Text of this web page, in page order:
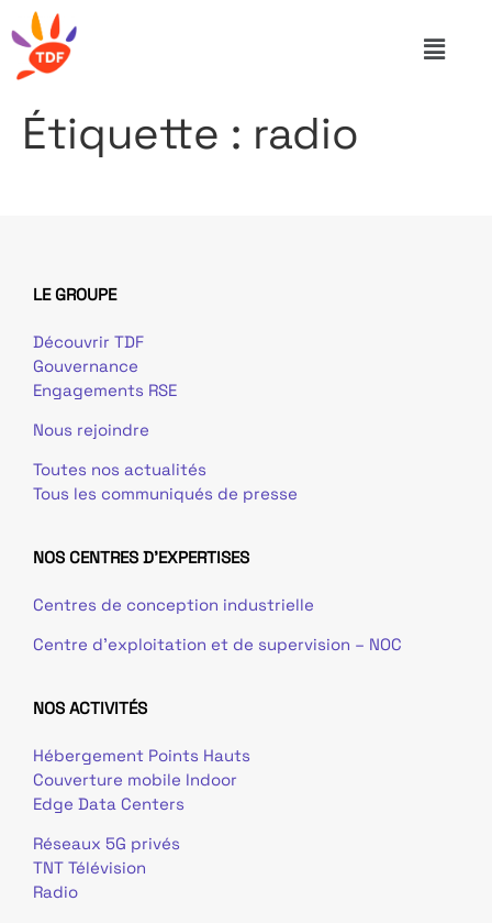
Étiquette : radio
LE GROUPE
Découvrir TDF
Gouvernance
Engagements RSE
Nous rejoindre
Toutes nos actualités
Tous les communiqués de presse
NOS CENTRES D'EXPERTISES
Centres de conception industrielle
Centre d’exploitation et de supervision – NOC
NOS ACTIVITÉS
Hébergement Points Hauts
Couverture mobile Indoor
Edge Data Centers
Réseaux 5G privés
TNT Télévision
Radio